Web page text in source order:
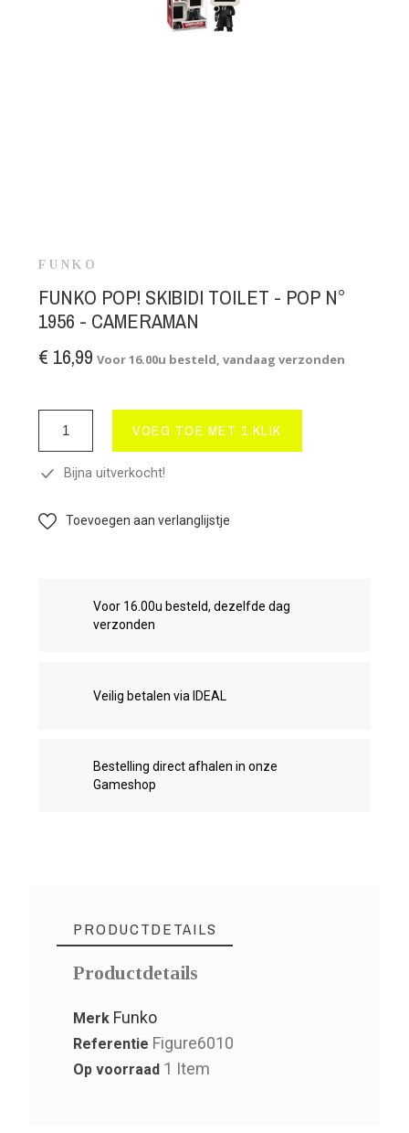
FUNKO
FUNKO POP! SKIBIDI TOILET - POP N°
1956 - CAMERAMAN
€ 16,99 Voor 16.00u besteld, vandaag verzonden
VOEG TOE MET 1 KLIK
Bijna uitverkocht!
Toevoegen aan verlanglijstje
Voor 16.00u besteld, dezelfde dag
verzonden
Veilig betalen via IDEAL
Bestelling direct afhalen in onze
Gameshop
PRODUCTDETAILS
Productdetails
Merk Funko
Referentie Figure6010
Op voorraad 1 Item